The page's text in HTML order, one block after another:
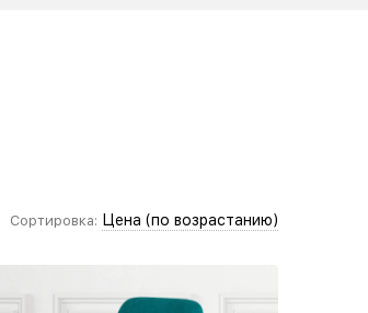
Сортировка: Цена (по возрастанию)